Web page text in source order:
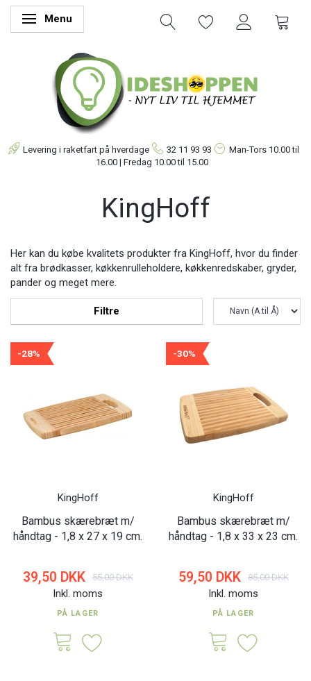
Skifte navigation
Menu
Levering i raketfart på hverdage 32 11 93 93 Man-Tors 10.00 til
16.00 | Fredag 10.00 til 15.00
KingHoff
Her kan du købe kvalitets produkter fra KingHoff, hvor du finder
alt fra brødkasser, køkkenrulleholdere, køkkenredskaber, gryder,
pander og meget mere.
Filtre
-28%
KingHoff
Bambus skærebræt m/
håndtag - 1,8 x 27 x 19 cm.
39,50 DKK 55,00 DKK
Inkl. moms
PÅ LAGER
-30%
KingHoff
Bambus skærebræt m/
håndtag - 1,8 x 33 x 23 cm.
59,50 DKK 85,00 DKK
Inkl. moms
PÅ LAGER